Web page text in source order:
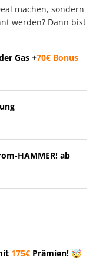
machen, sondern
werden? Dann bist
Gas +70€ Bonus
HAMMER! ab
175€ Prämien! 🤯